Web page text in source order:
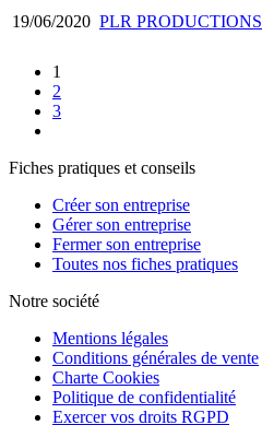
19/06/2020 PLR PRODUCTIONS
1
2
3
Fiches pratiques et conseils
Créer son entreprise
Gérer son entreprise
Fermer son entreprise
Toutes nos fiches pratiques
Notre société
Mentions légales
Conditions générales de vente
Charte Cookies
Politique de confidentialité
Exercer vos droits RGPD